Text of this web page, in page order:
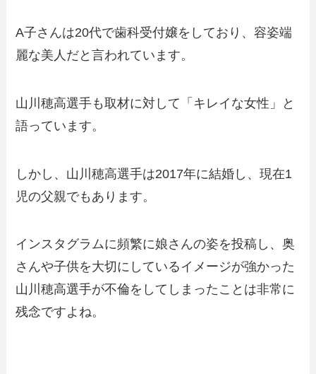
A子さんは20代で歯科受付嬢をしており、容姿端
麗な美人だと言われています。
山川穂高選手も取材に対して「キレイな女性」と
語っています。
しかし、山川穂高選手は2017年に結婚し、現在1
児の父親でもあります。
インスタグラムに頻繁に娘さんの姿を投稿し、奥
さんや子供を大切にしているイメージが強かった
山川穂高選手が不倫をしてしまったことは非常に
残念ですよね。